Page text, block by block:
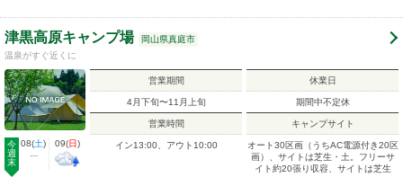
津黒高原キャンプ場
岡山県真庭市
温泉がすぐ近くに
今
週
末
08(土)
---
09(日)
営業期間
4月下旬〜11月上旬
休業日
期間中不定休
営業時間
イン13:00、アウト10:00
キャンプサイト
オート30区画（うちAC電源付き20区
画）、サイトは芝生・土。フリーサ
イト約20張り収容、サイトは芝生